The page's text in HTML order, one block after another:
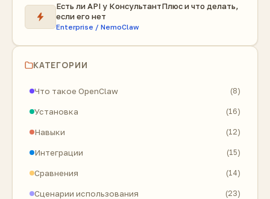
Есть ли API у КонсультантПлюс и что делать,
если его нет
Enterprise / NemoClaw
КАТЕГОРИИ
Что такое OpenClaw (8)
Установка (16)
Навыки (12)
Интеграции (15)
Сравнения (14)
Сценарии использования (23)